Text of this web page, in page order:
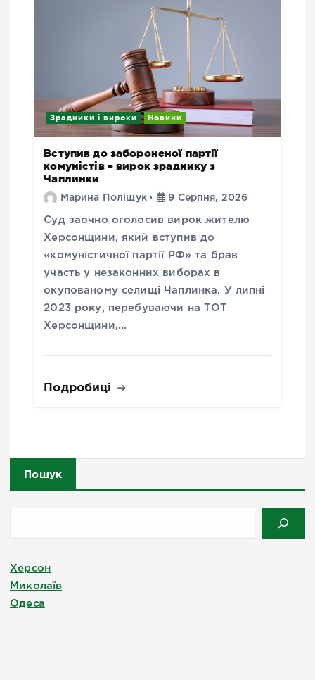
Зрадники і вироки Новини
Вступив до забороненої партії
комуністів – вирок зраднику з
Чаплинки
Марина Поліщук 9 Серпня, 2026
Суд заочно оголосив вирок жителю
Херсонщини, який вступив до
«комуністичної партії РФ» та брав
участь у незаконних виборах в
окупованому селищі Чаплинка. У липні
2023 року, перебуваючи на ТОТ
Херсонщини,…
Подробиці
Пошук
Херсон
Миколаїв
Одеса